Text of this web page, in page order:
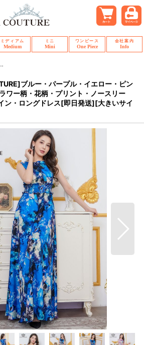
ミディアム
Medium
ミニ
Mini
ワンピース
One Piece
会社案内
Info
ブルー・パープル・イエロー・ピン
ワー柄・花柄・プリント・ノースリー
ン・ロングドレス[即日発送][大きいサイ